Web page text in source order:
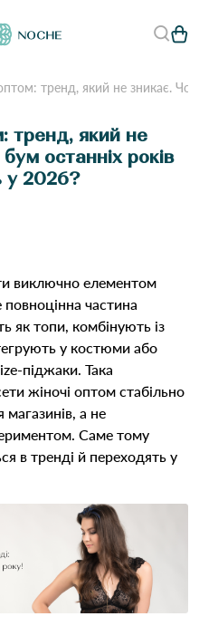
тренд, який не зникає.
тренд, який не
останніх років
у 2026?
виключно елементом
частина
як топи, комбінують із
у костюми або
піджаки. Така
жіночі оптом стабільно
а не
Саме тому
в тренді й переходять у